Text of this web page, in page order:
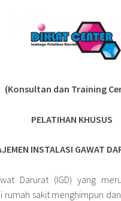
(Konsultan dan Training
PELATIHAN KHUSUS
INSTALASI GAWAT
Darurat (IGD) yang
rumah sakit menghimpun